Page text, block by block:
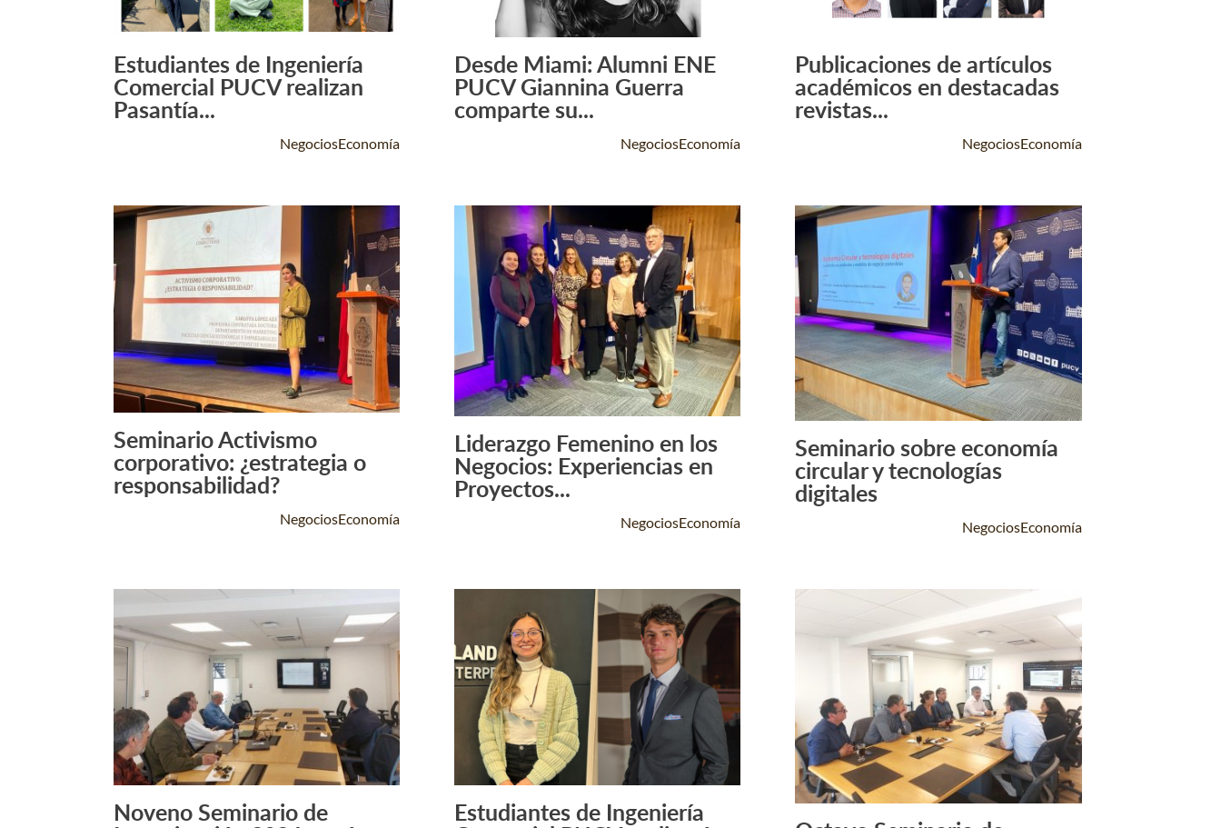
Leer Más +
Estudiantes de Ingeniería
Comercial PUCV realizan
Pasantía...
NegociosEconomía
Leer Más +
Desde Miami: Alumni ENE
PUCV Giannina Guerra
comparte su...
NegociosEconomía
Leer Más +
Publicaciones de artículos
académicos en destacadas
revistas...
NegociosEconomía
Leer Más +
Seminario Activismo
corporativo: ¿estrategia o
responsabilidad?
NegociosEconomía
Leer Más +
Liderazgo Femenino en los
Negocios: Experiencias en
Proyectos...
NegociosEconomía
Leer Más +
Seminario sobre economía
circular y tecnologías
digitales
NegociosEconomía
Leer Más +
Noveno Seminario de Leer Más +
Estudiantes de Ingeniería